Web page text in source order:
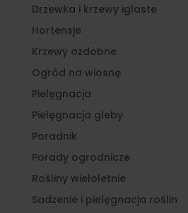
Drzewka i krzewy iglaste
Hortensje
Krzewy ozdobne
Ogród na wiosnę
Pielęgnacja
Pielęgnacja gleby
Poradnik
Porady ogrodnicze
Rośliny wieloletnie
Sadzenie i pielęgnacja roślin